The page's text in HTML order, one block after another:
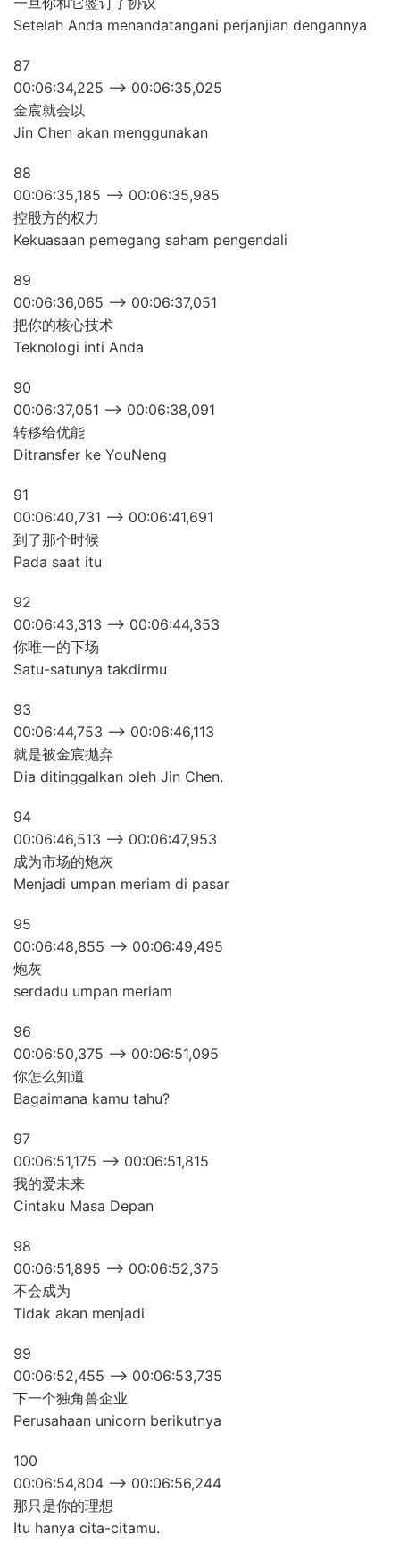
Setelah Anda menandatangani perjanjian dengannya
87
00:06:34,225 –> 00:06:35,025
金宸就会以
Jin Chen akan menggunakan
88
00:06:35,185 –> 00:06:35,985
控股方的权力
Kekuasaan pemegang saham pengendali
89
00:06:36,065 –> 00:06:37,051
把你的核心技术
Teknologi inti Anda
90
00:06:37,051 –> 00:06:38,091
转移给优能
Ditransfer ke YouNeng
91
00:06:40,731 –> 00:06:41,691
到了那个时候
Pada saat itu
92
00:06:43,313 –> 00:06:44,353
你唯一的下场
Satu-satunya takdirmu
93
00:06:44,753 –> 00:06:46,113
就是被金宸抛弃
Dia ditinggalkan oleh Jin Chen.
94
00:06:46,513 –> 00:06:47,953
成为市场的炮灰
Menjadi umpan meriam di pasar
95
00:06:48,855 –> 00:06:49,495
炮灰
serdadu umpan meriam
96
00:06:50,375 –> 00:06:51,095
你怎么知道
Bagaimana kamu tahu?
97
00:06:51,175 –> 00:06:51,815
我的爱未来
Cintaku Masa Depan
98
00:06:51,895 –> 00:06:52,375
不会成为
Tidak akan menjadi
99
00:06:52,455 –> 00:06:53,735
下一个独角兽企业
Perusahaan unicorn berikutnya
100
00:06:54,804 –> 00:06:56,244
那只是你的理想
Itu hanya cita-citamu.